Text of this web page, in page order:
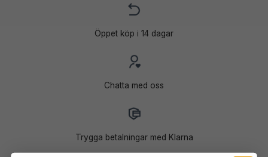
Öppet köp i 14 dagar
Chatta med oss
Trygga betalningar med Klarna